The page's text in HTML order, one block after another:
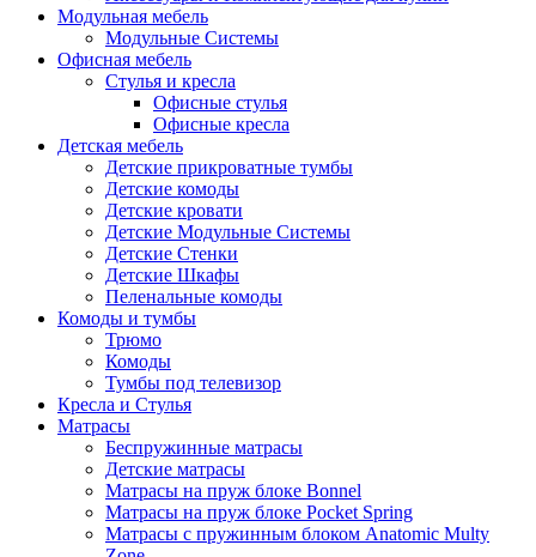
Модульная мебель
Модульные Системы
Офисная мебель
Стулья и кресла
Офисные стулья
Офисные кресла
Детская мебель
Детские прикроватные тумбы
Детские комоды
Детские кровати
Детские Модульные Системы
Детские Стенки
Детские Шкафы
Пеленальные комоды
Комоды и тумбы
Трюмо
Комоды
Тумбы под телевизор
Кресла и Стулья
Матрасы
Беспружинные матрасы
Детские матрасы
Матрасы на пруж блоке Bonnel
Матрасы на пруж блоке Pocket Spring
Матрасы с пружинным блоком Anatomic Multy